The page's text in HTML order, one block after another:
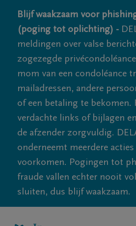
Blijf waakzaam voor
(poging tot oplichting) -
meldingen over valse
zogezegde
mom van een condoléance
mailadressen, andere
of een betaling te bekomen.
verdachte links of bijlagen
de afzender zorgvuldig.
onderneemt meerdere
voorkomen. Pogingen tot
fraude vallen echter nooit
sluiten, dus blijf waakzaam.